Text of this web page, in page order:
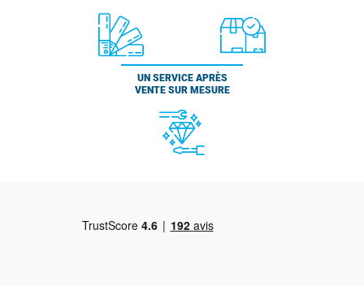
UN SERVICE APRÈS
VENTE SUR MESURE